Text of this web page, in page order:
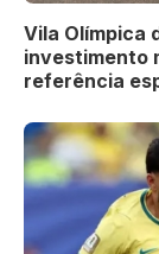
Vila Olímpica
investimento
referência